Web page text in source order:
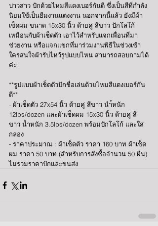
บ่าวสาว ปักด้วยไหมสีแดงเบอร์กันดี ซึ่งเป็นสีที่กำลัง
นิยมใช้เป็นธีมงานแต่งงาน นอกจากนี้แล้ว ยังมีผ้า
เช็ดผม ขนาด 15x30 นิ้ว ด้ายคู่ สีขาว ปักโลโก้
เหมือนกับผ้าเช็ดตัว เอาไว้สำหรับแจกเพื่อนที่มา
ช่วยงาน หรือแจกแขกที่มาร่วมงานพิธีในช่วงเช้า
ใครสนใจผ้ารับไหว้รูปแบบไหน สามารถสอบถามได้
ค่ะ
**รูปแบบผ้าเช็ดตัวปักชื่อเล่นด้วยไหมสีแดงเบอร์กัน
ดี**
- ผ้าเช็ดตัว 27x54 นิ้ว ด้ายคู่ สีขาว นำ้หนัก
12lbs/dozen และผ้าเช็ดผม 15x30 นิ้ว ด้ายคู่ สี
ขาว น้ำหนัก 3.5lbs/dozen พร้อมปักโลโก้ และใส่
กล่อง
- ราคาประมาณ : ผ้าเช็ดตัว ราคา 160 บาท ผ้าเช็ด
ผม ราคา 50 บาท (สำหรับการสั่งซื้อจำนวน 50 ผืน)
ไม่รวมราคาปักและขนส่ง